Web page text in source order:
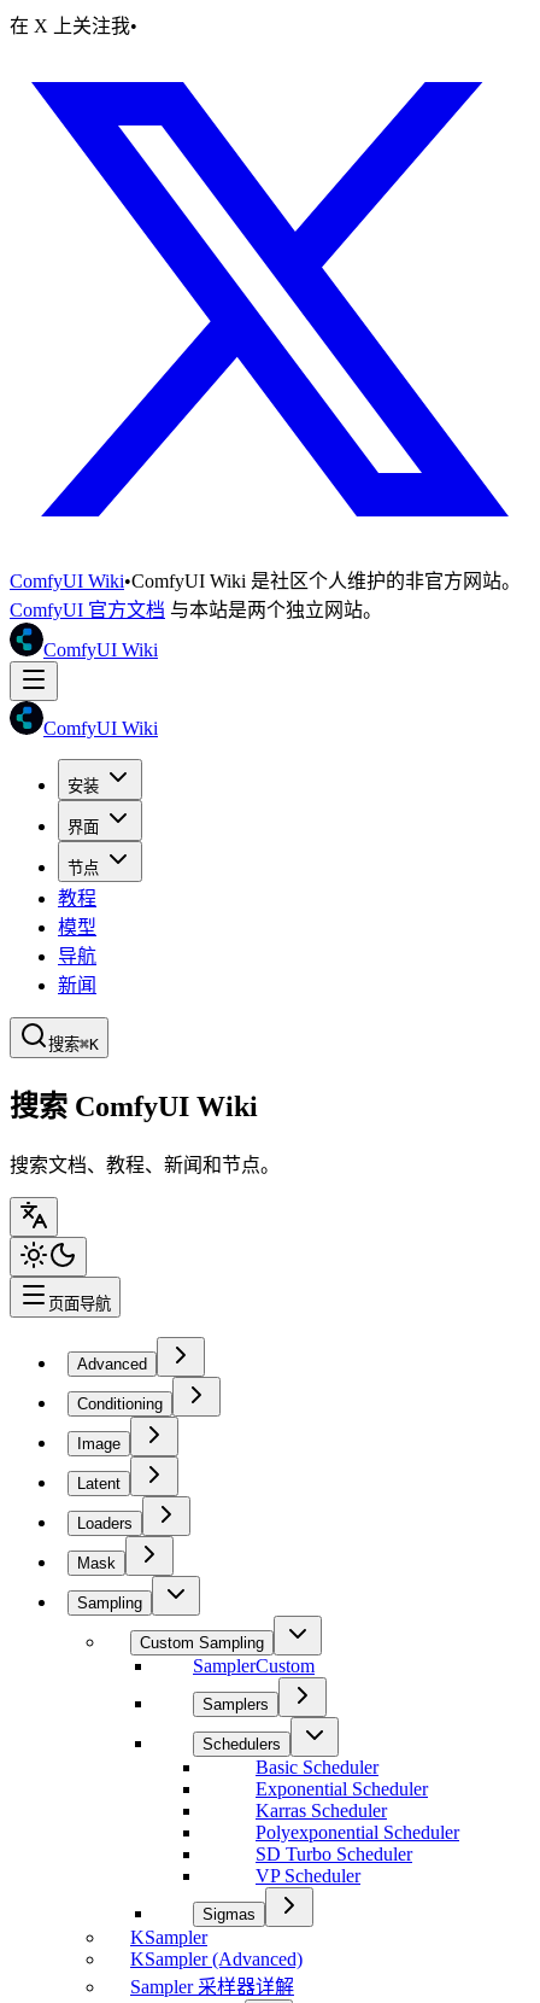
在 X 上关注我•
ComfyUI Wiki•ComfyUI Wiki 是社区个人维护的非官方网站。
ComfyUI 官方文档 与本站是两个独立网站。
ComfyUI Wiki
ComfyUI Wiki
安装
界面
节点
教程
模型
导航
新闻
搜索⌘K
搜索 ComfyUI Wiki
搜索文档、教程、新闻和节点。
页面导航
Advanced
Conditioning
Image
Latent
Loaders
Mask
Sampling
Custom Sampling
SamplerCustom
Samplers
Schedulers
Basic Scheduler
Exponential Scheduler
Karras Scheduler
Polyexponential Scheduler
SD Turbo Scheduler
VP Scheduler
Sigmas
KSampler
KSampler (Advanced)
Sampler 采样器详解